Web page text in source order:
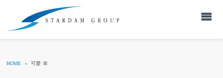
HOME » 可愛 幸